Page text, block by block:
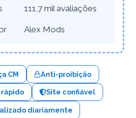
111,7 mil avaliações
Alex Mods
CM Anti-proibição
rápido Site confiável
diariamente